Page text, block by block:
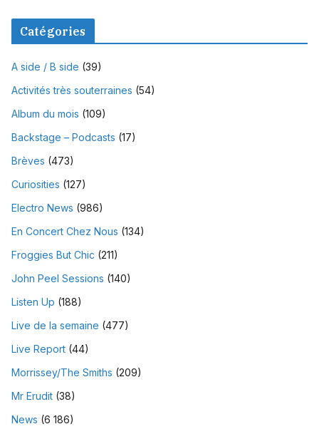
Catégories
A side / B side (39)
Activités très souterraines (54)
Album du mois (109)
Backstage – Podcasts (17)
Brèves (473)
Curiosities (127)
Electro News (986)
En Concert Chez Nous (134)
Froggies But Chic (211)
John Peel Sessions (140)
Listen Up (188)
Live de la semaine (477)
Live Report (44)
Morrissey/The Smiths (209)
Mr Erudit (38)
News (6 186)